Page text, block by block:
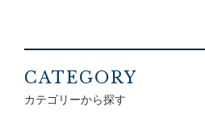
CATEGORY
カテゴリーから探す